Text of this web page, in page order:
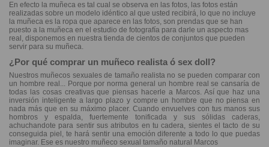
En efecto la muñeca es tal cual se observa en las fotos, las fotos están
realizadas sobre un modelo idéntico al que usted recibirá, lo que no incluye
la muñeca es la ropa que aparece en las fotos, son prendas que se han
puesto a la muñeca en el estudio de fotografía para darle un aspecto mas
real, disponemos en nuestra tienda de cientos de conjuntos que pueden
servir para su muñeca.
¿Por qué comprar un muñeco realista ó sex doll?
Nuestros muñecos sexuales de tamaño realista no se pueden comparar con
un hombre real... Porque por norma general un hombre real se cansaría de
todas las cosas creativas que piensas hacerle a Marcos. Así que haz una
inversión inteligente a largo plazo y compre un hombre que no piensa en
nada más que en su máximo placer. Cuando envuelves con tus manos sus
hombros y espalda, fuertemente tonificada y sus sólidas caderas,
achuchandote para sentir sus atributos en tu cadera, sientes el tacto de su
conseguida piel, te hará sentir una emoción diferente a todo lo que puedas
imaginar. Ese es nuestro muñeco sexual tamaño natural Marcos